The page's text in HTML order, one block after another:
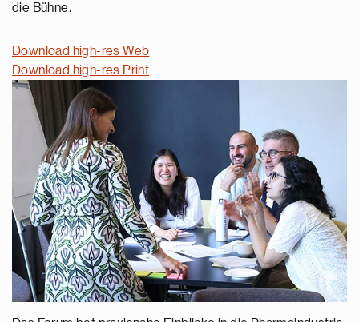
die Bühne.
Download high-res Web
Download high-res Print